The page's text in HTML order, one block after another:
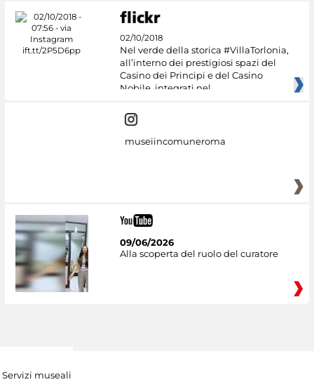
02/10/2018
Nel verde della storica #VillaTorlonia,
all’interno dei prestigiosi spazi del
Casino dei Principi e del Casino
Nobile, integrati nel
museiincomuneroma
09/06/2026
Alla scoperta del ruolo del curatore
Servizi museali